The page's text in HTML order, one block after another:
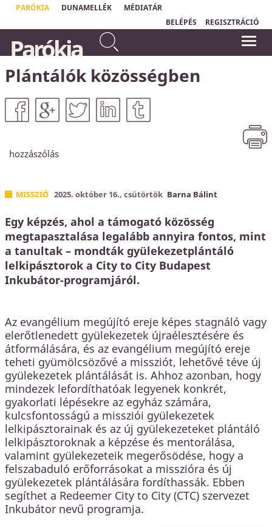
PARÓKIA DUNAMELLÉK
MÉDIATÁR
BELÉPÉS
REGISZTRÁCIÓ
Te pedig amikor imádkozol,
menj be a belső szobádba, és
ajtódat bezárva imádkozzál
Máté 6,6a
Parókia
Plántálók közösségben
hozzászólás
MISSZIÓ 2025. október 16., csütörtök Barna Bálint
Egy képzés, ahol a támogató közösség
megtapasztalása legalább annyira fontos, mint
a tanultak – mondták gyülekezetplántáló
lelkipásztorok a City to City Budapest
Inkubátor-programjáról.
Az evangélium megújító ereje képes stagnáló vagy
elerőtlenedett gyülekezetek újraélesztésére és
átformálására, és az evangélium megújító ereje
teheti gyümölcsözővé a missziót, lehetővé téve új
gyülekezetek plántálását is. Ahhoz azonban, hogy
mindezek lefordíthatóak legyenek konkrét,
gyakorlati lépésekre az egyház számára,
kulcsfontosságú a missziói gyülekezetek
lelkipásztorainak és az új gyülekezeteket plántáló
lelkipásztoroknak a képzése és mentorálása,
valamint gyülekezeteik megerősödése, hogy a
felszabaduló erőforrásokat a misszióra és új
gyülekezetek plántálására fordíthassák. Ebben
segíthet a Redeemer City to City (CTC) szervezet
Inkubátor nevű programja.